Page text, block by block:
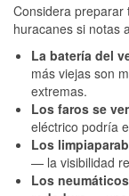
Considera
huracanes si notas
La batería del
más viejas son
extremas.
Los faros se
eléctrico podría
Los
— la visibilidad
Los